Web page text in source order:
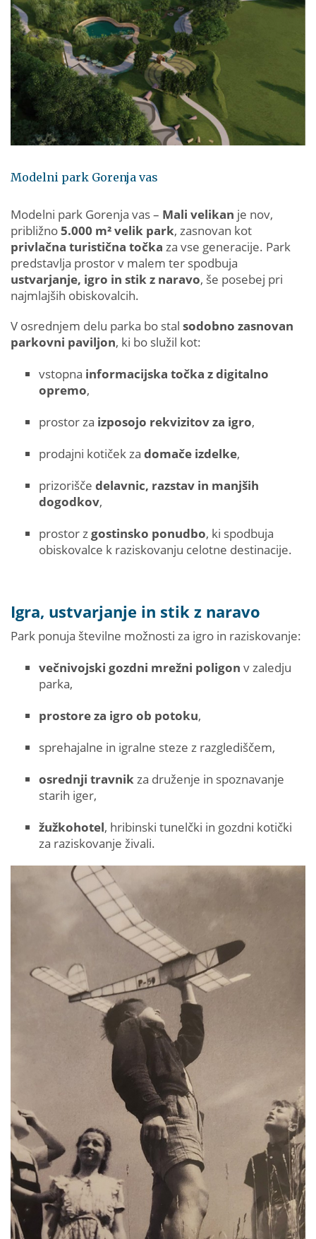
Modelni park Gorenja vas
Modelni park Gorenja vas – Mali velikan je nov,
približno5.000 m² velik park, zasnovan kot
privlačna turistična točka za vse generacije. Park
predstavlja prostor v malem ter spodbuja
ustvarjanje, igro in stik z naravo, še posebej pri
najmlajših obiskovalcih.
V osrednjem delu parka bo stal sodobno zasnovan
parkovni paviljon, ki bo služil kot:
vstopna informacijska točka z digitalno
opremo,
prostor za izposojo rekvizitov za igro,
prodajni kotiček za domače izdelke,
prizorišče delavnic, razstav in manjših
dogodkov,
prostor zgostinsko ponudbo, ki spodbuja
obiskovalce k raziskovanju celotne destinacije.
Igra, ustvarjanje in stik z naravo
Park ponuja številne možnosti za igro in raziskovanje:
večnivojski gozdni mrežni poligon v zaledju
parka,
prostore za igro ob potoku,
sprehajalne in igralne steze z razglediščem,
osrednji travnikza druženje in spoznavanje
starih iger,
žužkohotel, hribinski tunelčki in gozdni kotički
za raziskovanje živali.